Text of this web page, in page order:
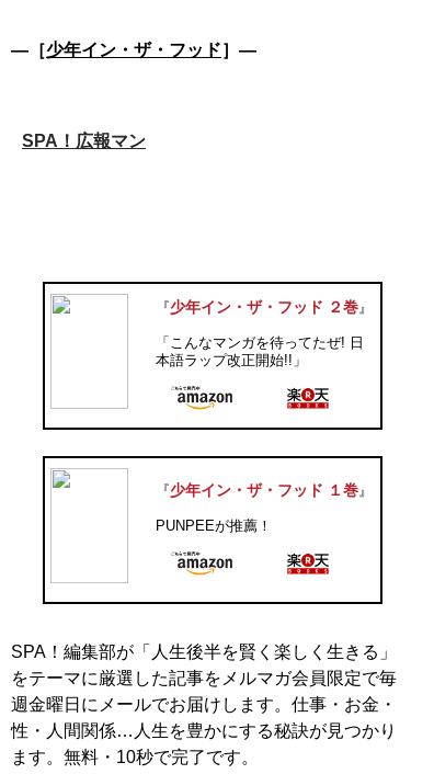
―［少年イン・ザ・フッド］―
SPA！広報マン
『少年イン・ザ・フッド ２巻』
「こんなマンガを待ってたぜ! 日
本語ラップ改正開始!!」
『少年イン・ザ・フッド １巻』
PUNPEEが推薦！
SPA！編集部が「人生後半を賢く楽しく生きる」
をテーマに厳選した記事をメルマガ会員限定で毎
週金曜日にメールでお届けします。仕事・お金・
性・人間関係…人生を豊かにする秘訣が見つかり
ます。無料・10秒で完了です。